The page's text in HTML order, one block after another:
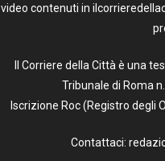
video contenuti in
Il Corriere della Città è una
Tribunale di Roma
Iscrizione Roc (Registro degli
Contattaci: